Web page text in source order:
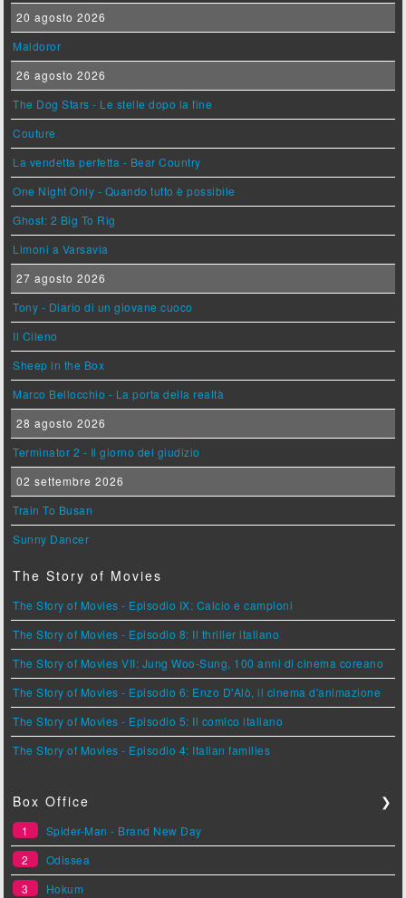
20 agosto 2026
Maldoror
26 agosto 2026
The Dog Stars - Le stelle dopo la fine
Couture
La vendetta perfetta - Bear Country
One Night Only - Quando tutto è possibile
Ghost: 2 Big To Rig
Limoni a Varsavia
27 agosto 2026
Tony - Diario di un giovane cuoco
Il Cileno
Sheep in the Box
Marco Bellocchio - La porta della realtà
28 agosto 2026
Terminator 2 - Il giorno del giudizio
02 settembre 2026
Train To Busan
Sunny Dancer
The Story of Movies
The Story of Movies - Episodio IX: Calcio e campioni
The Story of Movies - Episodio 8: Il thriller italiano
The Story of Movies VII: Jung Woo-Sung, 100 anni di cinema coreano
The Story of Movies - Episodio 6: Enzo D'Alò, il cinema d'animazione
The Story of Movies - Episodio 5: Il comico italiano
The Story of Movies - Episodio 4: Italian families
Box Office ❯
1
Spider-Man - Brand New Day
2
Odissea
3
Hokum